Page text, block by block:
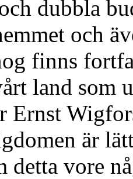
dubbla
och
finns
land som
Ernst
är
detta vore